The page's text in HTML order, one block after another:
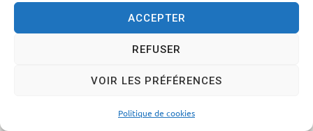
ACCEPTER
REFUSER
VOIR LES PRÉFÉRENCES
Politique de cookies